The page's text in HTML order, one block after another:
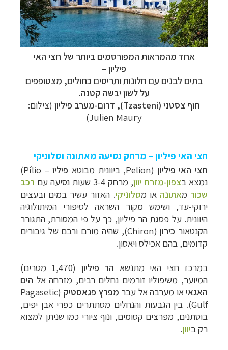
אחד מהמראות המפורסמים ביותר של חצי האי
פיליון –
בתים לבנים עם חלונות ותריסים כחולים, מצטופפים
על לשון יבשה קטנה.
חוף צסטני (Tzasteni), דרום-מערב פיליון
(צילום:
Julien Maury)
חצי האי פיליון – מרחק נסיעה מאתונה וסלוניקי
חצי האי פיליון (
Pelion, ביוונית מבוטא פיליו–
Pílio
)
נמצא בצפון-מזרח יוון, מרחק 3-4 שעות נסיעה עם רכב
שכור מאתונה או מסלוניקי. האזור עשיר במים ובעצים
ירוקי-עד, ושימש מקור השראה לסיפורי המיתולוגיה
היוונית. על פסגת הר פיליון, כך על פי המסורת, התגורר
הקנטאור כירון(
Chiron), שהיה מורם ורבם של גיבורים
קדומים, בהם אכילס ויאסון.
במרכז חצי האי מתנשא הר פיליון
(1,470 מטרים)
המיוער, משיפוליו זורמים נחלים רבים, מזרחה אל הים
האגאיאו מערבה אל עבר מפרץ פגאסטיק (
Pagasetic
Gulf). בין הגבעות והנחלים מסתתרים כפרי אבן יפים,
בוסתנים, מפרצים קסומים, ונוף ציורי כמו שניתן למצוא
רק ביוון.